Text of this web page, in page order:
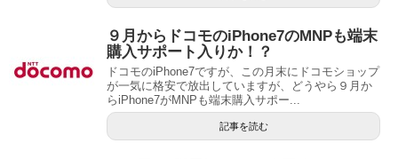
９月からドコモのiPhone7のMNPも端末
購入サポート入りか！？
ドコモのiPhone7ですが、この月末にドコモショップ
が一気に格安で放出していますが、どうやら９月か
らiPhone7がMNPも端末購入サポー...
記事を読む